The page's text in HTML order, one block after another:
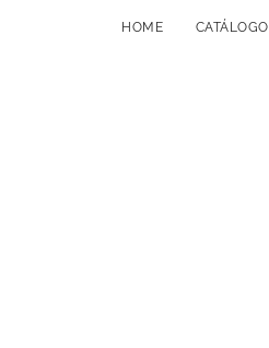
HOME CATÁLOGO